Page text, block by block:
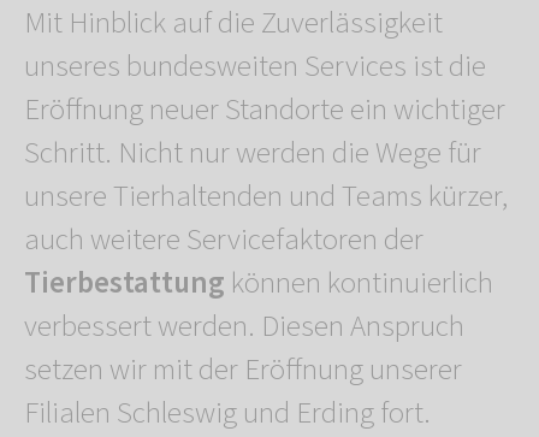
Mit Hinblick auf die Zuverlässigkeit
unseres bundesweiten Services ist die
Eröffnung neuer Standorte ein wichtiger
Schritt. Nicht nur werden die Wege für
unsere Tierhaltenden und Teams kürzer,
auch weitere Servicefaktoren der
Tierbestattung können kontinuierlich
verbessert werden. Diesen Anspruch
setzen wir mit der Eröffnung unserer
Filialen Schleswig und Erding fort.